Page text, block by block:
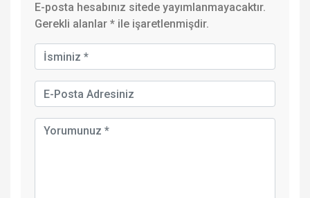
E-posta hesabınız sitede yayımlanmayacaktır.
Gerekli alanlar * ile işaretlenmişdir.